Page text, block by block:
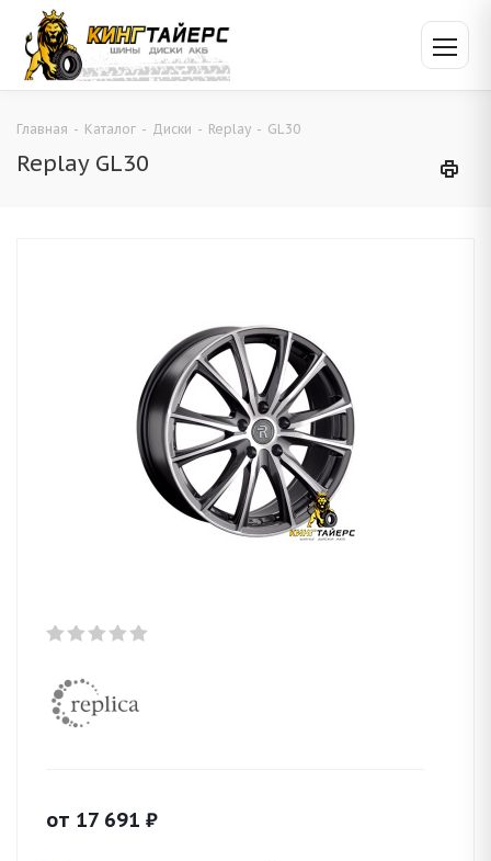
Главная - Каталог - Диски - Replay - GL30
Replay GL30
от 17 691 ₽